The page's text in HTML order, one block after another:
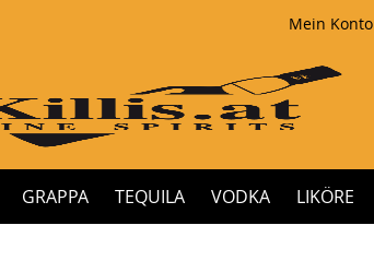
Mein Konto
GRAPPA TEQUILA VODKA LIKÖRE